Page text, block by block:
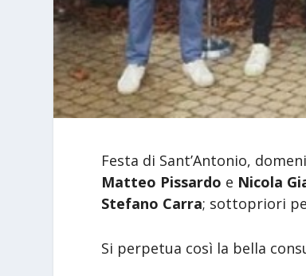
Festa di Sant’Antonio,
Matteo Pissardo e Nicola
Stefano Carra; sottopriori
Si perpetua così la bella